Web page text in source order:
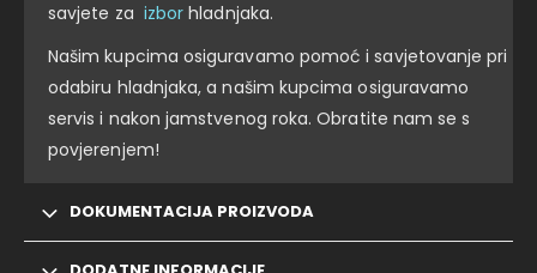
savjete za izbor hladnjaka.
Našim kupcima osiguravamo pomoć i savjetovanje pri
odabiru hladnjaka, a našim kupcima osiguravamo
servis i nakon jamstvenog roka. Obratite nam se s
povjerenjem!
DOKUMENTACIJA PROIZVODA